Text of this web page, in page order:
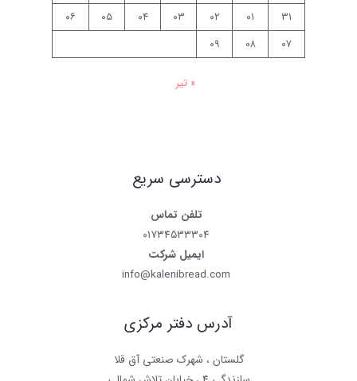
۳۱
۰۱ ۰۲ ۰۳ ۰۴ ۰۵
۰۶
۰۷
۰۸ ۰۹
« تیر
دسترسی سریع
تلفن تماس
۰۱۷۳۴۵۳۳۳۰۴
ایمیل شرکت
info@kalenibread.com
آدرس دفتر مرکزی
گلستان ، شهرک صنعتی آق قلا